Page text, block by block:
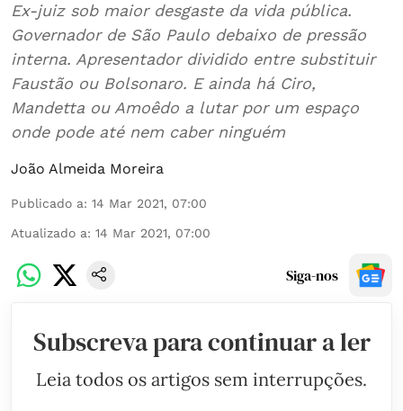
Ex-juiz sob maior desgaste da vida pública.
Governador de São Paulo debaixo de pressão
interna. Apresentador dividido entre substituir
Faustão ou Bolsonaro. E ainda há Ciro,
Mandetta ou Amoêdo a lutar por um espaço
onde pode até nem caber ninguém
João Almeida Moreira
Publicado a: 14 Mar 2021, 07:00
Atualizado a: 14 Mar 2021, 07:00
Siga-nos
Subscreva para continuar a ler
Leia todos os artigos sem interrupções.